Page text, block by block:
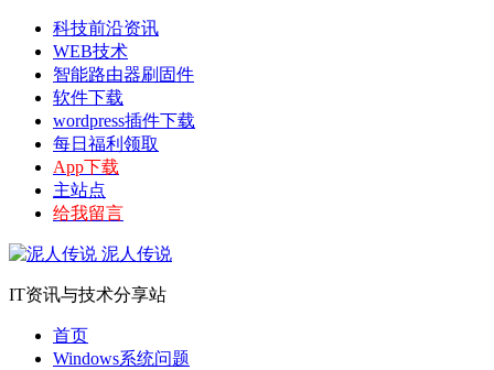
科技前沿资讯
WEB技术
智能路由器刷固件
软件下载
wordpress插件下载
每日福利领取
App下载
主站点
给我留言
泥人传说
IT资讯与技术分享站
首页
Windows系统问题